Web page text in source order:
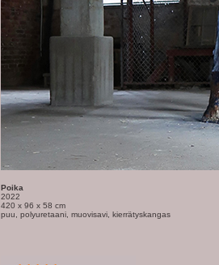
Poika
2022
420 x 96 x 58 cm
puu, polyuretaani, muovisavi, kierrätyskangas